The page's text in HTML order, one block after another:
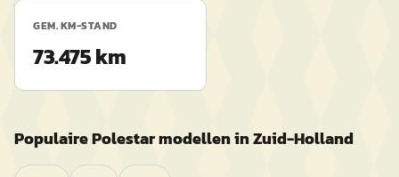
GEM. KM-STAND
73.475 km
PopulairePolestarmodellen inZuid-Holland